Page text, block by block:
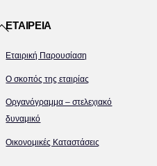
Back
Top
ΕΤΑΙΡΕΙΑ
Εταιρική Παρουσίαση
Ο σκοπός της εταιρίας
Οργανόγραμμα – στελεχιακό
δυναμικό
Οικονομικές Καταστάσεις